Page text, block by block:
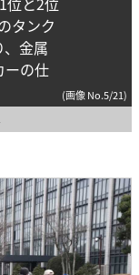
タンク
金属
ーの仕
(画像 No.5/21)